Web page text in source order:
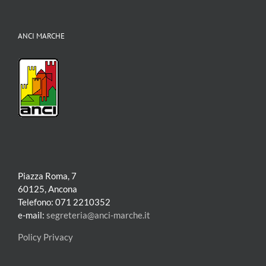
ANCI MARCHE
Piazza Roma, 7
60125, Ancona
Telefono: 071 2210352
e-mail: segreteria@anci-marche.it
Policy Privacy